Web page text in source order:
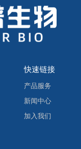
产品服务
新闻中心
加入我们
快速链接